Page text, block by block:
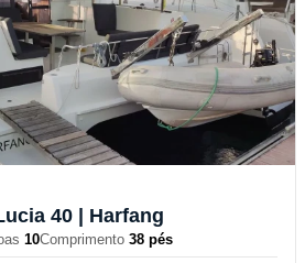
40 | Harfang
10Comprimento 38 pés